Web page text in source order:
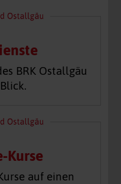
BRK Ostallgäu
Kurse
auf einen